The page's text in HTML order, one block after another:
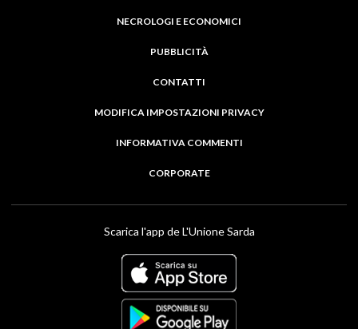
NECROLOGI E ECONOMICI
PUBBLICITÀ
CONTATTI
MODIFICA IMPOSTAZIONI PRIVACY
INFORMATIVA COMMENTI
CORPORATE
Scarica l'app de L'Unione Sarda